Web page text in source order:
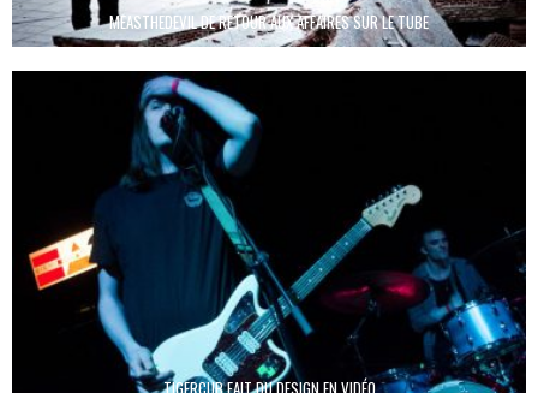
MEASTHEDEVIL DE RETOUR AUX AFFAIRES SUR LE TUBE
TIGERCUB FAIT DU DESIGN EN VIDÉO